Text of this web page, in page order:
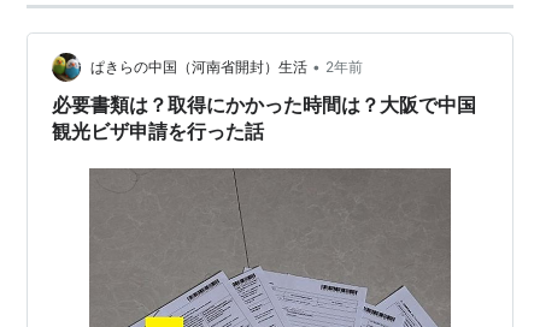
ぱきらの中国（河南省開封）生活 • 2年前
必要書類は？取得にかかった時間は？大阪で中国
観光ビザ申請を行った話